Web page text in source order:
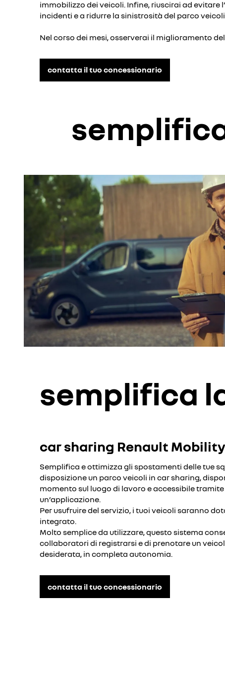
immobilizzo dei veicoli. Infine, riuscirai ad evitare
incidenti e a ridurre la sinistrosità del parco
Nel corso dei mesi, osserverai il miglioramento
contatta il tuo concessionario
semplifica
car sharing Renault Mobility
Semplifica e ottimizza gli spostamenti delle tue
disposizione un parco veicoli in car sharing,
momento sul luogo di lavoro e accessibile
un’applicazione.
Per usufruire del servizio, i tuoi veicoli saranno
integrato.
Molto semplice da utilizzare, questo sistema
collaboratori di registrarsi e di prenotare un
desiderata, in completa autonomia.
contatta il tuo concessionario